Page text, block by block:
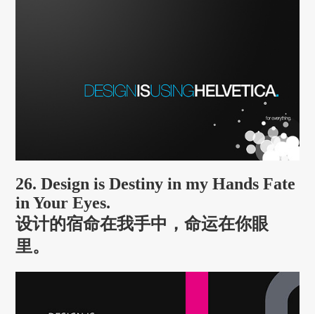
26. Design is Destiny in my Hands Fate
in Your Eyes.
设计的宿命在我手中，命运在你眼
里。